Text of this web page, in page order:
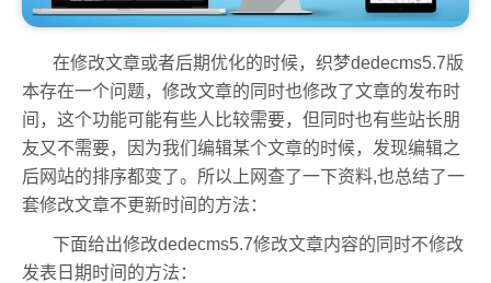
在修改文章或者后期优化的时候，织梦dedecms5.7版
本存在一个问题，修改文章的同时也修改了文章的发布时
间，这个功能可能有些人比较需要，但同时也有些站长朋
友又不需要，因为我们编辑某个文章的时候，发现编辑之
后网站的排序都变了。所以上网查了一下资料,也总结了一
套修改文章不更新时间的方法：
下面给出修改dedecms5.7修改文章内容的同时不修改
发表日期时间的方法：